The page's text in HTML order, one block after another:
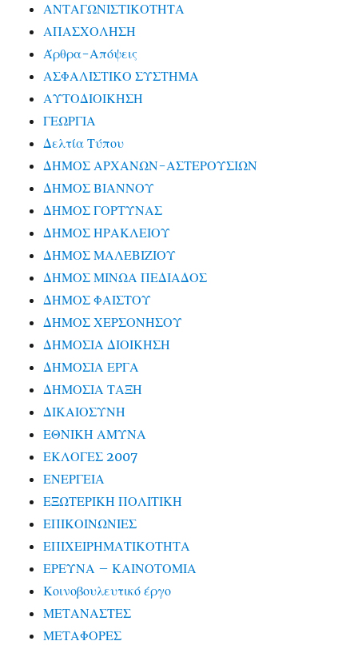
ΑΝΤΑΓΩΝΙΣΤΙΚΟΤΗΤΑ
ΑΠΑΣΧΟΛΗΣΗ
Άρθρα-Απόψεις
ΑΣΦΑΛΙΣΤΙΚΟ ΣΥΣΤΗΜΑ
ΑΥΤΟΔΙΟΙΚΗΣΗ
ΓΕΩΡΓΙΑ
Δελτία Τύπου
ΔΗΜΟΣ ΑΡΧΑΝΩΝ-ΑΣΤΕΡΟΥΣΙΩΝ
ΔΗΜΟΣ ΒΙΑΝΝΟΥ
ΔΗΜΟΣ ΓΟΡΤΥΝΑΣ
ΔΗΜΟΣ ΗΡΑΚΛΕΙΟΥ
ΔΗΜΟΣ ΜΑΛΕΒΙΖΙΟΥ
ΔΗΜΟΣ ΜΙΝΩΑ ΠΕΔΙΑΔΟΣ
ΔΗΜΟΣ ΦΑΙΣΤΟΥ
ΔΗΜΟΣ ΧΕΡΣΟΝΗΣΟΥ
ΔΗΜΟΣΙΑ ΔΙΟΙΚΗΣΗ
ΔΗΜΟΣΙΑ ΕΡΓΑ
ΔΗΜΟΣΙΑ ΤΑΞΗ
ΔΙΚΑΙΟΣΥΝΗ
ΕΘΝΙΚΗ ΑΜΥΝΑ
ΕΚΛΟΓΕΣ 2007
ΕΝΕΡΓΕΙΑ
ΕΞΩΤΕΡΙΚΗ ΠΟΛΙΤΙΚΗ
ΕΠΙΚΟΙΝΩΝΙΕΣ
ΕΠΙΧΕΙΡΗΜΑΤΙΚΟΤΗΤΑ
ΕΡΕΥΝΑ – ΚΑΙΝΟΤΟΜΙΑ
Κοινοβουλευτικό έργο
ΜΕΤΑΝΑΣΤΕΣ
ΜΕΤΑΦΟΡΕΣ